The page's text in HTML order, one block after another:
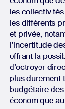
les
les différents
et privée,
l’incertitude
offrant la
d’octroyer
plus durement
budgétaire
économique